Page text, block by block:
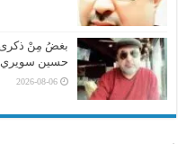
حسين سويري
2026-08-06